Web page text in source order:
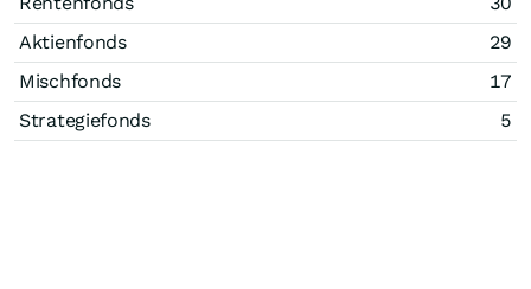
Aktienfonds
29
Mischfonds
17
Strategiefonds
5